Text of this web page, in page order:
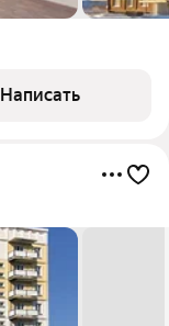
Написать